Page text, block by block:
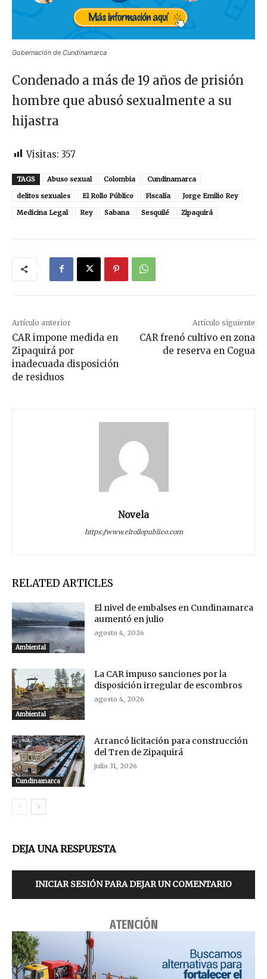
Gobernación de Cundinamarca
Condenado a más de 19 años de prisión
hombre que abusó sexualmente a su
hijastra
Visitas: 357
TAGS Abuso sexual Colombia
Cundinamarca
delitos sexuales
El Rollo Público Fiscalía
Jorge Emilio Rey
Medicina Legal
Rey Sabana Sesquilé Zipaquirá
Artículo anterior
CAR impone medida en
Zipaquirá por
inadecuada disposición
de residuos
Artículo siguiente
CAR frenó cultivo en zona
de reserva en Cogua
Novela
https://www.elrollopublico.com
RELATED ARTICLES
Ambiental
El nivel de embalses en Cundinamarca
aumentó en julio
agosto 4, 2026
Ambiental
La CAR impuso sanciones por la
disposición irregular de escombros
agosto 4, 2026
Cundinamarca
Arrancó licitación para construcción
del Tren de Zipaquirá
julio 31, 2026
DEJA UNA RESPUESTA
INICIAR SESIÓN PARA DEJAR UN COMENTARIO
ATENCIÓN